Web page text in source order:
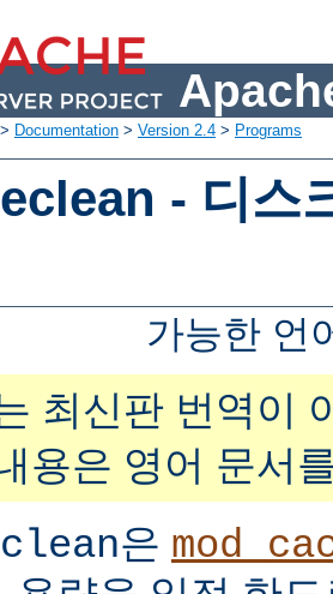
Documentation > Version 2.4 > Programs
- 디스
가능한 언
최신판 번역이
용은 영어 문서
은